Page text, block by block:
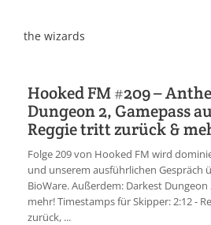
Impressum
Jobs
Discord
the wizards
Hooked FM #209 –
Dungeon 2, Gamepass
Reggie tritt zurück &
Folge 209 von Hooked FM wird
und unserem ausführlichen Gespräch
BioWare. Außerdem: Darkest
mehr! Timestamps für Skipper: 2:12 -
zurück, ...